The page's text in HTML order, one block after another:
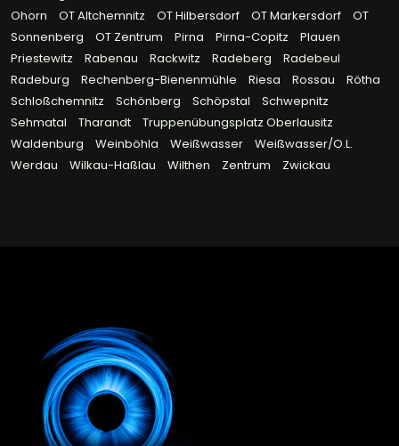
Ohorn
OT Altchemnitz OT Hilbersdorf OT Markersdorf
OT
Sonnenberg
OT Zentrum Pirna Pirna-Copitz
Plauen
Priestewitz
Rabenau Rackwitz Radeberg
Radebeul
Radeburg
Rechenberg-Bienenmühle Riesa Rossau
Rötha
Schloßchemnitz
Schönberg Schöpstal
Schwepnitz
Sehmatal
Tharandt
Truppenübungsplatz Oberlausitz
Waldenburg
Weinböhla Weißwasser
Weißwasser/O.L.
Werdau
Wilkau-Haßlau Wilthen Zentrum Zwickau